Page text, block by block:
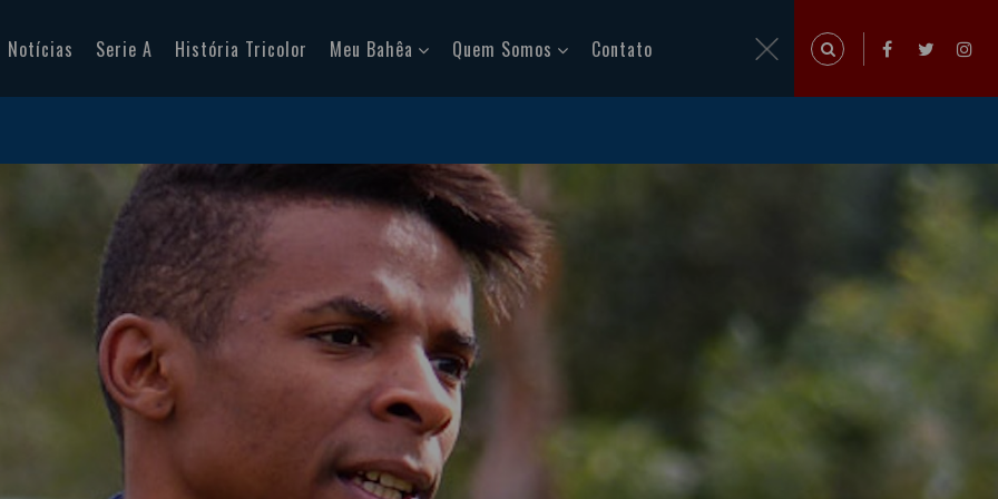
Notícias Serie A História Tricolor Meu Bahêa Quem Somos Contato